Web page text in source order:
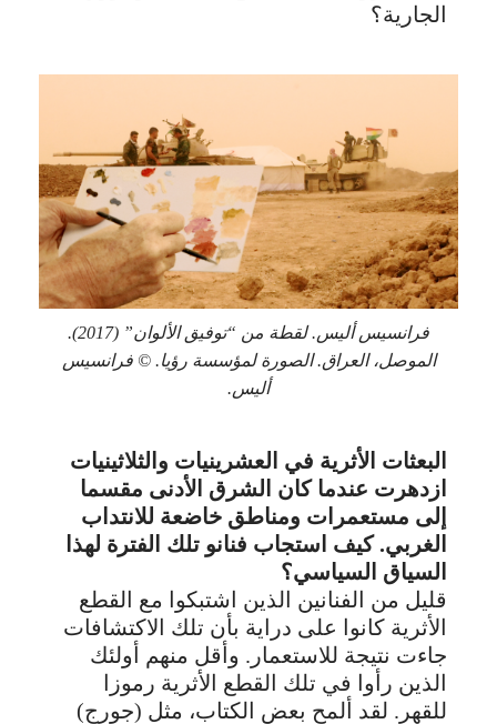
الجارية؟
فرانسيس أليس. لقطة من “توفيق الألوان” (2017).
الموصل، العراق. الصورة لمؤسسة رؤيا. © فرانسيس
أليس.
البعثات الأثرية في العشرينيات والثلاثينيات
ازدهرت عندما كان الشرق الأدنى مقسما
إلى مستعمرات ومناطق خاضعة للانتداب
الغربي. كيف استجاب فنانو تلك الفترة لهذا
السياق السياسي؟
قليل من الفنانين الذين اشتبكوا مع القطع
الأثرية كانوا على دراية بأن تلك الاكتشافات
جاءت نتيجة للاستعمار. وأقل منهم أولئك
الذين رأوا في تلك القطع الأثرية رموزا
للقهر. لقد ألمح بعض الكتاب، مثل (جورج)